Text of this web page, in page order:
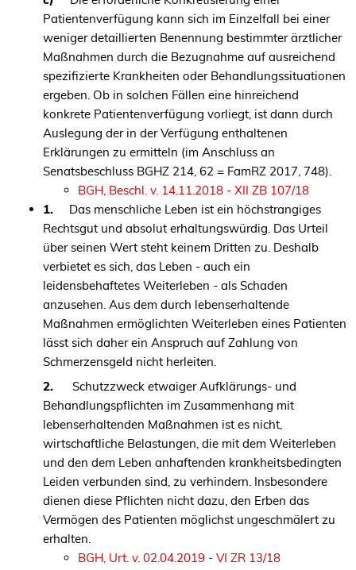
Patientenverfügung kann sich im Einzelfall bei einer
weniger detaillierten Benennung bestimmter ärztlicher
Maßnahmen durch die Bezugnahme auf ausreichend
spezifizierte Krankheiten oder Behandlungssituationen
ergeben. Ob in solchen Fällen eine hinreichend
konkrete Patientenverfügung vorliegt, ist dann durch
Auslegung der in der Verfügung enthaltenen
Erklärungen zu ermitteln (im Anschluss an
Senatsbeschluss BGHZ 214, 62 = FamRZ 2017, 748).
BGH, Beschl. v. 14.11.2018 - XII ZB 107/18
1. Das menschliche Leben ist ein höchstrangiges
Rechtsgut und absolut erhaltungswürdig. Das Urteil
über seinen Wert steht keinem Dritten zu. Deshalb
verbietet es sich, das Leben - auch ein
leidensbehaftetes Weiterleben - als Schaden
anzusehen. Aus dem durch lebenserhaltende
Maßnahmen ermöglichten Weiterleben eines Patienten
lässt sich daher ein Anspruch auf Zahlung von
Schmerzensgeld nicht herleiten.
2. Schutzzweck etwaiger Aufklärungs- und
Behandlungspflichten im Zusammenhang mit
lebenserhaltenden Maßnahmen ist es nicht,
wirtschaftliche Belastungen, die mit dem Weiterleben
und den dem Leben anhaftenden krankheitsbedingten
Leiden verbunden sind, zu verhindern. Insbesondere
dienen diese Pflichten nicht dazu, den Erben das
Vermögen des Patienten möglichst ungeschmälert zu
erhalten.
BGH, Urt. v. 02.04.2019 - VI ZR 13/18